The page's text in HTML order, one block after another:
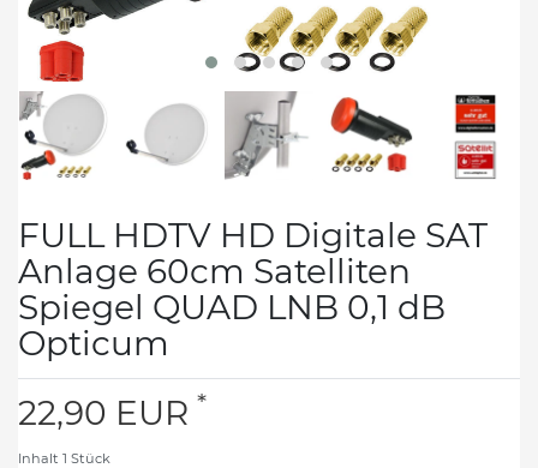
FULL HDTV HD Digitale SAT
Anlage 60cm Satelliten
Spiegel QUAD LNB 0,1 dB
Opticum
22,90 EUR *
Inhalt 1 Stück